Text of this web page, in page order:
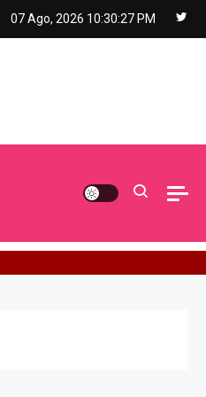
07 Ago, 2026 10:30:29 PM